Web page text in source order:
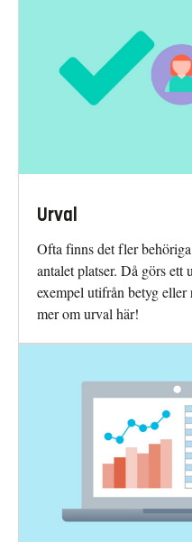
Urval
Ofta finns det fler
antalet platser. Då görs
exempel utifrån betyg
mer om urval här!